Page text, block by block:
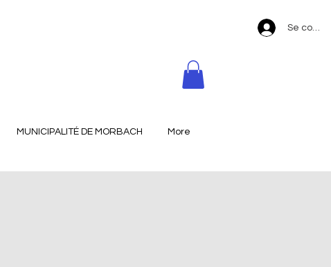
Se
MUNICIPALITÉ DE MORBACH More